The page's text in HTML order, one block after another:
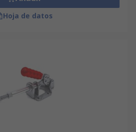
Hoja de datos